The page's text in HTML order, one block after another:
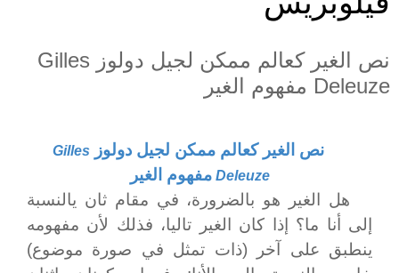
نص الغير كعالم ممكن لجيل دولوز Gilles
Deleuze مفهوم الغير
نص الغير كعالم ممكن لجيل دولوز
Gilles
Deleuze مفهوم الغير
هل الغير هو بالضرورة، في مقام ثان يالنسبة
إلى أنا ما؟ إذا كان الغير تاليا، فذلك لأن مفهومه
ينطبق على آخر (ذات تمثل في صورة موضوع)